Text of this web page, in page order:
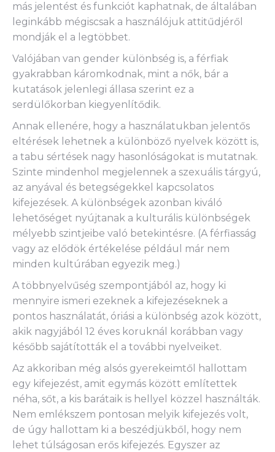
más jelentést és funkciót kaphatnak, de általában
leginkább mégiscsak a használójuk attitűdjéről
mondják el a legtöbbet.
Valójában van gender különbség is, a férfiak
gyakrabban káromkodnak, mint a nők, bár a
kutatások jelenlegi állasa szerint ez a
serdülőkorban kiegyenlítődik.
Annak ellenére, hogy a használatukban jelentős
eltérések lehetnek a különböző nyelvek között is,
a tabu sértések nagy hasonlóságokat is mutatnak.
Szinte mindenhol megjelennek a szexuális tárgyú,
az anyával és betegségekkel kapcsolatos
kifejezések. A különbségek azonban kiváló
lehetőséget nyújtanak a kulturális különbségek
mélyebb szintjeibe való betekintésre. (A férfiasság
vagy az elődök értékelése például már nem
minden kultúrában egyezik meg.)
A többnyelvűség szempontjából az, hogy ki
mennyire ismeri ezeknek a kifejezéseknek a
pontos használatát, óriási a különbség azok között,
akik nagyjából 12 éves koruknál korábban vagy
később sajátították el a további nyelveiket.
Az akkoriban még alsós gyerekeimtől hallottam
egy kifejezést, amit egymás között említettek
néha, sőt, a kis barátaik is hellyel közzel használták.
Nem emlékszem pontosan melyik kifejezés volt,
de úgy hallottam ki a beszédjükből, hogy nem
lehet túlságosan erős kifejezés. Egyszer az